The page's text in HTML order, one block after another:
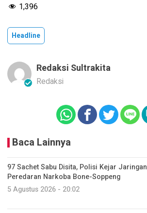
1,396
Headline
Redaksi Sultrakita
Redaksi
Baca Lainnya
97 Sachet Sabu Disita, Polisi Kejar Jaringan
Peredaran Narkoba Bone-Soppeng
5 Agustus 2026 - 20:02